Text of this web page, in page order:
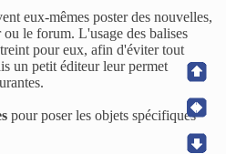
eux-mêmes poster des nouvelles,
le forum. L'usage des balises
pour eux, afin d'éviter tout
un petit éditeur leur permet
pour poser les objets spécifiques